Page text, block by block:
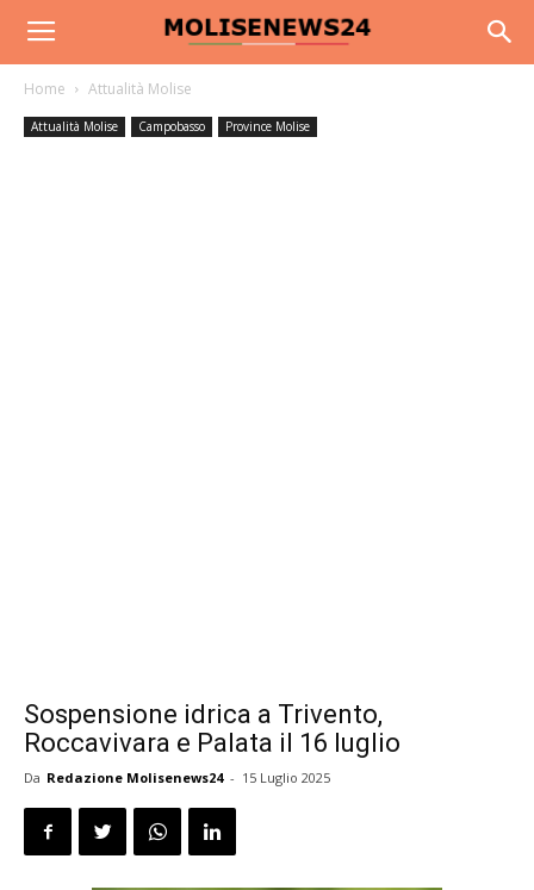
Home Attualità Molise
Attualità Molise Campobasso Province Molise
Sospensione idrica a Trivento,
Roccavivara e Palata il 16 luglio
Da Redazione Molisenews24 - 15 Luglio 2025